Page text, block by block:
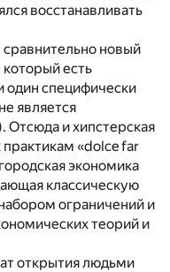
восстанавливать
сравнительно новый
есть
один специфически
является
и хипстерская
«dolce far
экономика
классическую
ограничений и
теорий и
открытия людьми